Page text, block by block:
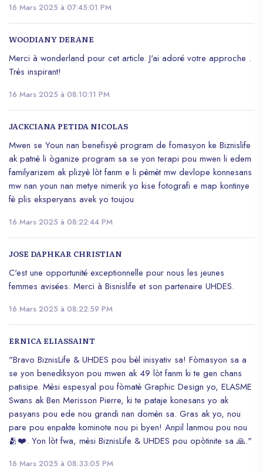
16 Mars 2025 à 07:45:01 PM
WOODIANY DERANE
Merci à wonderland pour cet article. J'ai adoré votre approche .
Très inspirant!
16 Mars 2025 à 08:10:11 PM
JACKCIANA PETIDA NICOLAS
Mwen se Youn nan benefisyè program de fomasyon ke Biznislife
ak patnè li òganize program sa se yon terapi pou mwen li edem
familyarizem ak plizyè lòt fanm e li pèmèt mw devlope konnesans
mw nan youn nan metye nimerik yo kise fotografi e map kontinye
fè plis eksperyans avek yo toujou
16 Mars 2025 à 08:22:44 PM
JOSE DAPHKAR CHRISTIAN
C'est une opportunité exceptionnelle pour nous les jeunes
femmes avisées. Merci à Bisnislife et son partenaire UHDES.
16 Mars 2025 à 08:22:59 PM
ERNICA ELIASSAINT
"Bravo BiznisLife & UHDES pou bèl inisyativ sa! Fòmasyon sa a
se yon benediksyon pou mwen ak 49 lòt fanm ki te gen chans
patisipe. Mèsi espesyal pou fòmatè Graphic Design yo, ELASME
Swans ak Ben Merisson Pierre, ki te pataje konesans yo ak
pasyans pou ede nou grandi nan domèn sa. Gras ak yo, nou
pare pou enpakte kominote nou pi byen! Anpil lanmou pou nou
🫂❤️. Yon lòt fwa, mèsi BiznisLife & UHDES pou opòtinite sa 🙏."
16 Mars 2025 à 08:33:05 PM